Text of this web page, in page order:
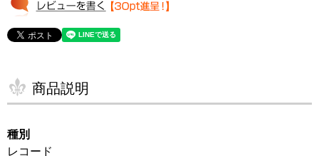
商品説明
種別
レコード